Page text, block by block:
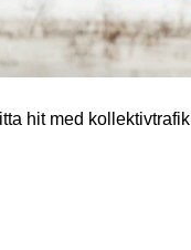
hit med kollektivtrafik